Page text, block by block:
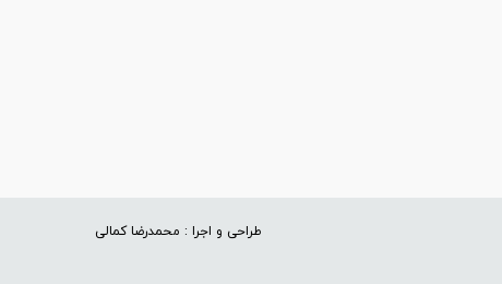
طراحی و اجرا : محمدرضا کمالی